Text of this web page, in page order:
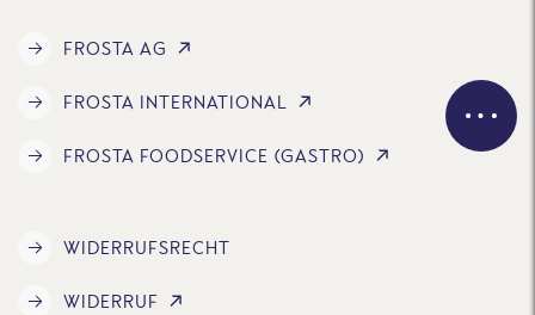
FROSTA AG
FROSTA INTERNATIONAL
FROSTA FOODSERVICE (GASTRO)
WIDERRUFSRECHT
WIDERRUF